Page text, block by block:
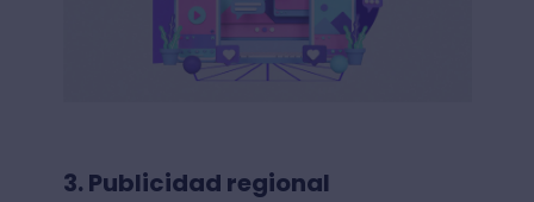
3. Publicidad regional